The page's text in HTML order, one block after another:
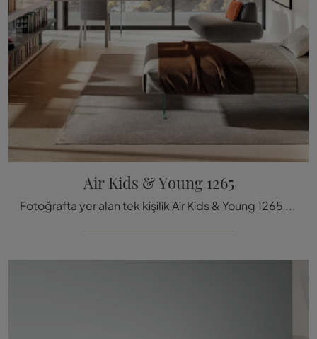
Air Kids & Young 1265
Fotoğrafta yer alan tek kişilik Air Kids & Young 1265 kumaş yatak, Lago'nun tasarladığı döşemeli modeller arasında rahatlığı garanti etmek